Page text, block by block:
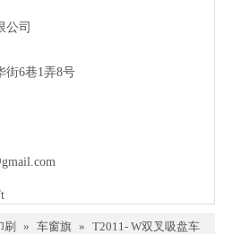
公司
街6巷1弄8号
刷 » 车窗旗 » T2011- W双叉吸盘车